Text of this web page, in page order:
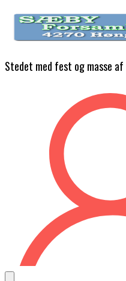
Skip
Stedet med fest og masse